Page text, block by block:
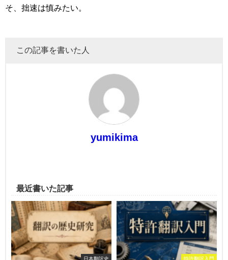
そ、拙速は慎みたい。
この記事を書いた人
yumikima
最近書いた記事
日本翻訳史 特許翻訳入門